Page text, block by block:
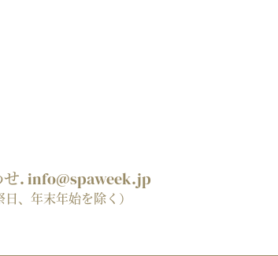
. info@spaweek.jp
、年末年始を除く）